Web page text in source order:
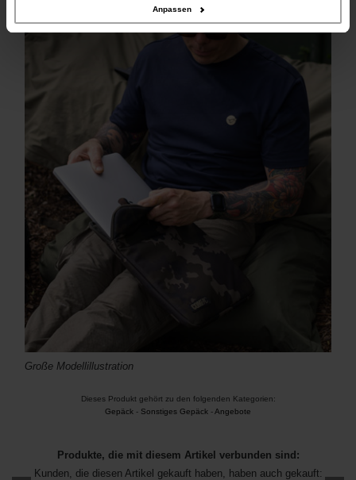
Anpassen
Große Modellillustration
Dieses Produkt gehört zu den folgenden Kategorien:
Gepäck - Sonstiges Gepäck -Angebote
Produkte, die mit diesem Artikel verbunden sind:
Kunden, die diesen Artikel gekauft haben, haben auch gekauft: